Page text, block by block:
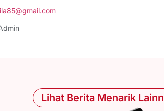
Lihat Berita Menarik